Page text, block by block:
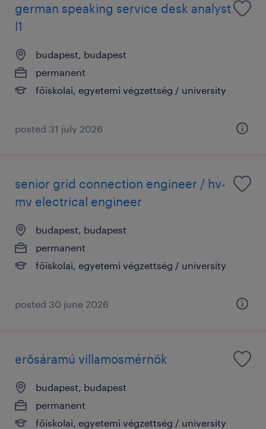
german speaking service desk analyst
l1
budapest, budapest
permanent
főiskolai, egyetemi végzettség / university
posted 31 july 2026
senior grid connection engineer / hv-
mv electrical engineer
budapest, budapest
permanent
főiskolai, egyetemi végzettség / university
posted 30 june 2026
erősáramú villamosmérnök
budapest, budapest
permanent
főiskolai, egyetemi végzettség / university